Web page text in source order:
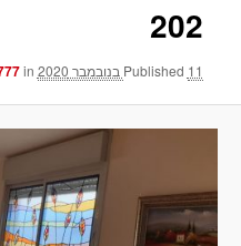
202
Published 11 בנובמבר 2020 in